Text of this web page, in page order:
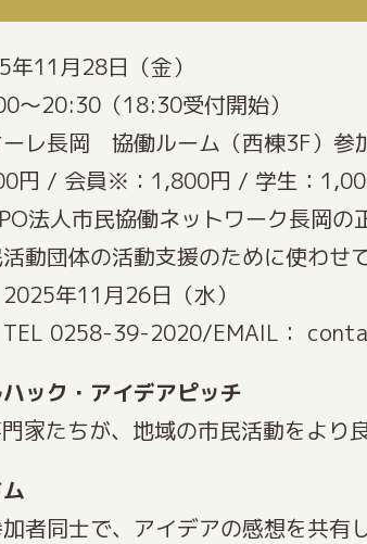
年11月28日（金）
～20:30（18:30受付開始）
レ長岡 協働ルーム（西棟3F）参
円 / 会員※：1,800円 / 学生：
法人市民協働ネットワーク長岡の
動団体の活動支援のために使わせ
年11月26日（水）
TEL 0258-39-2020/EMAIL：
ック・アイデアピッチ
家たちが、地域の市民活動をより
者同士で、アイデアの感想を共有